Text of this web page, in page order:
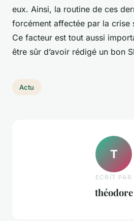
eux. Ainsi, la routine de ces
forcément affectée par la crise
Ce facteur est tout aussi
être sûr d’avoir rédigé un bon
Actu
T
ECRIT PAR
théodore